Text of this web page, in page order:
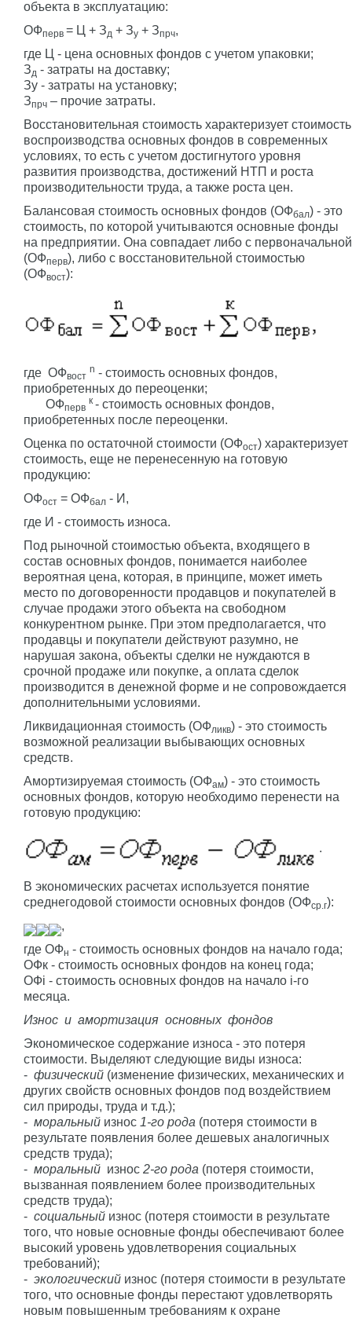
объекта в эксплуатацию:
ОФперв = Ц + Зд + Зу + Зпрч,
где Ц - цена основных фондов с учетом упаковки;
Зд - затраты на доставку;
Зу - затраты на установку;
Зпрч – прочие затраты.
Восстановительная стоимость характеризует стоимость
воспроизводства основных фондов в современных
условиях, то есть с учетом достигнутого уровня
развития производства, достижений НТП и роста
производительности труда, а также роста цен.
Балансовая стоимость основных фондов (ОФбал) - это
стоимость, по которой учитываются основные фонды
на предприятии. Она совпадает либо с первоначальной
(ОФперв), либо с восстановительной стоимостью
(ОФвост):
где ОФвост
n - стоимость основных фондов,
приобретенных до переоценки;
ОФперв
к - стоимость основных фондов,
приобретенных после переоценки.
Оценка по остаточной стоимости (ОФост) характеризует
стоимость, еще не перенесенную на готовую
продукцию:
ОФост = ОФбал - И,
где И - стоимость износа.
Под рыночной стоимостью объекта, входящего в
состав основных фондов, понимается наиболее
вероятная цена, которая, в принципе, может иметь
место по договоренности продавцов и покупателей в
случае продажи этого объекта на свободном
конкурентном рынке. При этом предполагается, что
продавцы и покупатели действуют разумно, не
нарушая закона, объекты сделки не нуждаются в
срочной продаже или покупке, а оплата сделок
производится в денежной форме и не сопровождается
дополнительными условиями.
Ликвидационная стоимость (ОФликв) - это стоимость
возможной реализации выбывающих основных
средств.
Амортизируемая стоимость (ОФам) - это стоимость
основных фондов, которую необходимо перенести на
готовую продукцию:
.
В экономических расчетах используется понятие
среднегодовой стоимости основных фондов (ОФср.г):
,
где ОФн - стоимость основных фондов на начало года;
ОФк - стоимость основных фондов на конец года;
ОФi - стоимость основных фондов на начало i-го
месяца.
Износ и амортизация основных фондов
Экономическое содержание износа - это потеря
стоимости. Выделяют следующие виды износа:
- физический (изменение физических, механических и
других свойств основных фондов под воздействием
сил природы, труда и т.д.);
- моральный износ 1-го рода (потеря стоимости в
результате появления более дешевых аналогичных
средств труда);
- моральный износ 2-го рода (потеря стоимости,
вызванная появлением более производительных
средств труда);
- социальный износ (потеря стоимости в результате
того, что новые основные фонды обеспечивают более
высокий уровень удовлетворения социальных
требований);
- экологический износ (потеря стоимости в результате
того, что основные фонды перестают удовлетворять
новым повышенным требованиям к охране